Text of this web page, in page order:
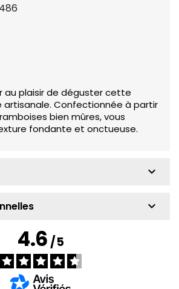
au plaisir de déguster cette
artisanale. Confectionnée à partir
bien mûres, vous
fondante et onctueuse.
keyboard_arrow_down
keyboard_arrow_down
4.6/5